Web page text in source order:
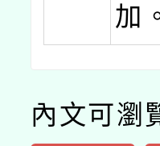
加
內文可瀏